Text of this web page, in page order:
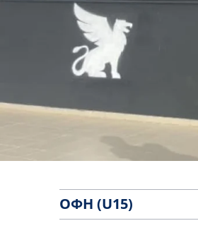
ΟΦΗ (U15)